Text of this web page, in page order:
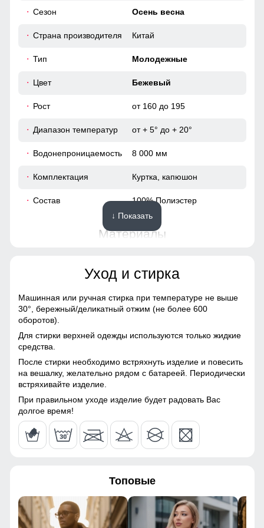
50
56
63
Сезон Осень весна
Страна производителя Китай
Тип Молодежные
Цвет Бежевый
Рост от 160 до 195
Диапазон температур от + 5° до + 20°
Водонепроницаемость 8 000 мм
Комплектация Куртка, капюшон
Состав 100% Полиэстер
Материалы
Плащевка, Полиэстер,
Болонь
Материал подкладки
куртки
100% полиэстер
Материал подкладки
воротника
100% полиэстер
Материал подкладки
капюшона
100% полиэстер
Материал наполнителя
Особенность ткани Мембранная ткань
Покрой Прямой
↓ Показать
Уход и стирка
Машинная или ручная стирка при температуре не выше
30°, бережный/деликатный отжим (не более 600
оборотов).
Для стирки верхней одежды используются только жидкие
средства.
После стирки необходимо встряхнуть изделие и повесить
на вешалку, желательно рядом с батареей. Периодически
встряхивайте изделие.
При правильном уходе изделие будет радовать Вас
долгое время!
Топовые